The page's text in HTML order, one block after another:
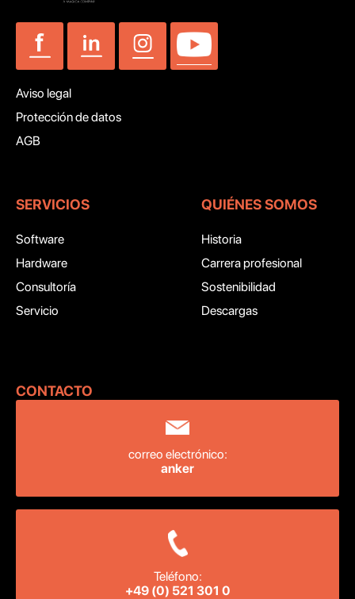
Aviso legal
Protección de datos
AGB
SERVICIOS
Software
Hardware
Consultoría
Servicio
QUIÉNES SOMOS
Historia
Carrera profesional
Sostenibilidad
Descargas
CONTACTO ‍
correo electrónico:
anker
Teléfono:
+49 (0) 521 301 0